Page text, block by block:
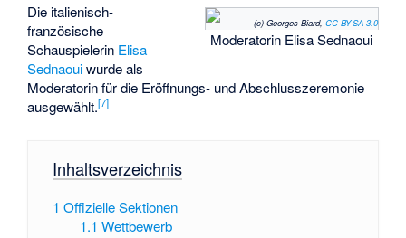
(c) Georges Biard, CC BY-SA 3.0
Moderatorin Elisa Sednaoui
Die italienisch-
französische
Schauspielerin Elisa
Sednaouiwurde als
Moderatorin für die Eröffnungs- und Abschlusszeremonie
ausgewählt.[7]
Inhaltsverzeichnis
1 Offizielle Sektionen
1.1 Wettbewerb